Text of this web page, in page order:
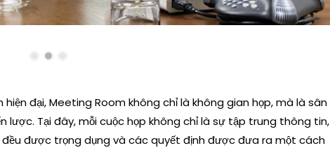
đại, Meeting Room không chỉ là không gian họp, mà là sân
lược. Tại đây, mỗi cuộc họp không chỉ là sự tập trung thông tin,
được trọng dụng và các quyết định được đưa ra một cách